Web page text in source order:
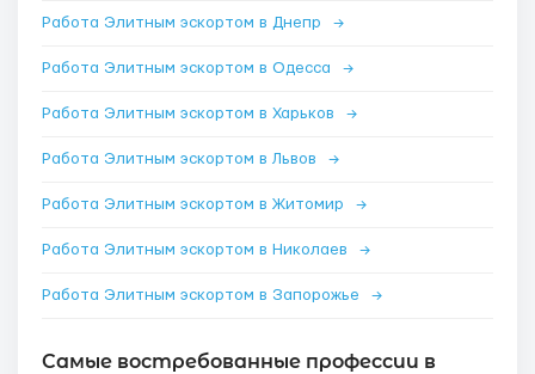
Работа Элитным эскортом в Днепр →
Работа Элитным эскортом в Одесса →
Работа Элитным эскортом в Харьков →
Работа Элитным эскортом в Львов →
Работа Элитным эскортом в Житомир →
Работа Элитным эскортом в Николаев →
Работа Элитным эскортом в Запорожье →
Самые востребованные профессии в